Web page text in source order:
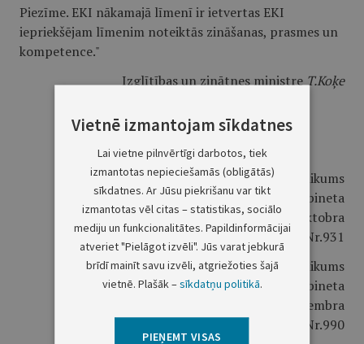
Piezīme. EKI nākamajā līmenī ir ietvertas EKI
iepriekšējam līmenim noteiktās zināšanas, prasmes un
kompetence."
Izglītības un zinātnes ministreT.Koķe
2.pielikums
Ministru kabineta
2010.gada 5.oktobra
noteikumiem Nr.931
"3.pielikums
Ministru kabineta
2008.gada 2.decembra
noteikumiem Nr.990
Vietnē izmantojam sīkdatnes
Lai vietne pilnvērtīgi darbotos, tiek
izmantotas nepieciešamās (obligātās)
sīkdatnes. Ar Jūsu piekrišanu var tikt
izmantotas vēl citas – statistikas, sociālo
mediju un funkcionalitātes. Papildinformācijai
atveriet "Pielāgot izvēli". Jūs varat jebkurā
brīdī mainīt savu izvēli, atgriežoties šajā
vietnē. Plašāk –sīkdatņu politikā.
PIEŅEMT VISAS